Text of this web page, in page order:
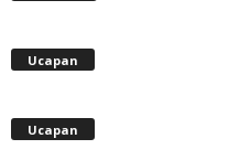
Ucapan
Ucapan